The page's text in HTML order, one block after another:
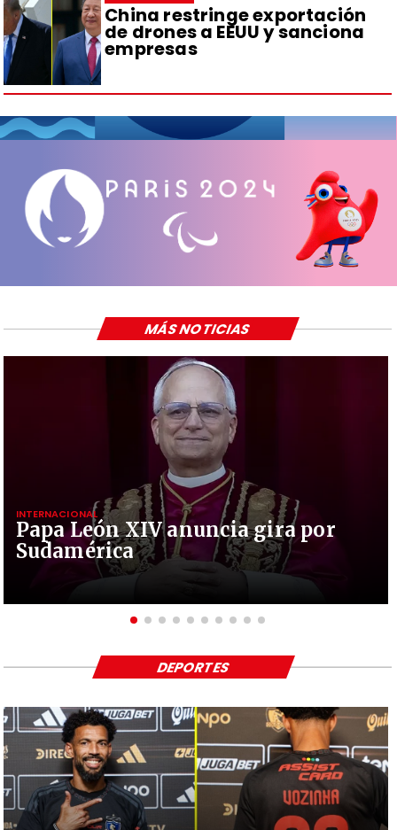
China restringe exportación
de drones a EEUU y sanciona
empresas
Papa León XIV anuncia gira por
Sudamérica
INTERNACIONAL
MÁS NOTICIAS
DEPORTES